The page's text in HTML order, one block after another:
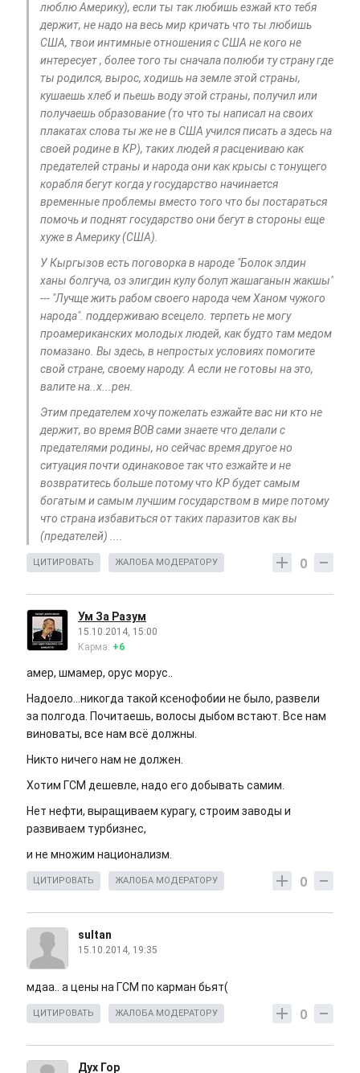
люблю Америку), если ты так любишь езжай кто тебя
держит, не надо на весь мир кричать что ты любишь
США, твои интимные отношения с США не кого не
интересует , более того ты сначала полюби ту страну где
ты родился, вырос, ходишь на земле этой страны,
кушаешь хлеб и пьешь воду этой страны, получил или
получаешь образование (то что ты написал на своих
плакатах слова ты же не в США учился писать а здесь на
своей родине в КР), таких людей я расцениваю как
предателей страны и народа они как крысы с тонущего
корабля бегут когда у государство начинается
временные проблемы вместо того что бы постараться
помочь и поднят государство они бегут в стороны еще
хуже в Америку (США).
У Кыргызов есть поговорка в народе "Болок элдин
ханы болгуча, оз элигдин кулу болуп жашаганын жакшы"
--- "Лучще жить рабом своего народа чем Ханом чужого
народа". поддерживаю всецело. терпеть не могу
проамериканских молодых людей, как будто там медом
помазано. Вы здесь, в непростых условиях помогите
свой стране, своему народу. А если не готовы на это,
валите на..х...рен.
Этим предателем хочу пожелать езжайте вас ни кто не
держит, во время ВОВ сами знаете что делали с
предателями родины, но сейчас время другое но
ситуация почти одинаковое так что езжайте и не
возвратитесь больше потому что КР будет самым
богатым и самым лучшим государством в мире потому
что страна избавиться от таких паразитов как вы
(предателей) ....
0
ЦИТИРОВАТЬ ЖАЛОБА МОДЕРАТОРУ
Ум За Разум
15.10.2014, 15:00
Карма: +6
амер, шмамер, орус морус..
Надоело...никогда такой ксенофобии не было, развели
за полгода. Почитаешь, волосы дыбом встают. Все нам
виноваты, все нам всё должны.
Никто ничего нам не должен.
Хотим ГСМ дешевле, надо его добывать самим.
Нет нефти, выращиваем курагу, строим заводы и
развиваем турбизнес,
и не множим национализм.
0
ЦИТИРОВАТЬ ЖАЛОБА МОДЕРАТОРУ
sultan
15.10.2014, 19:35
мдаа.. а цены на ГСМ по карман бьят(
0
ЦИТИРОВАТЬ ЖАЛОБА МОДЕРАТОРУ
Дух Гор